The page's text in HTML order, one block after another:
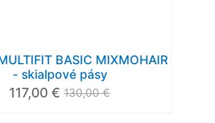
BASIC MIXMOHAIR
- skialpové pásy
117,00 € 130,00 €